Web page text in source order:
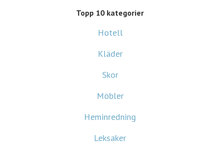
Topp 10 kategorier
Hotell
Kläder
Skor
Möbler
Heminredning
Leksaker